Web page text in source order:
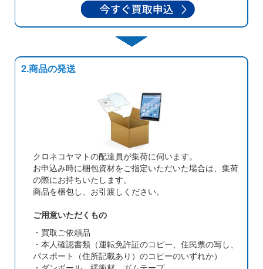
2.商品の発送
クロネコヤマトの配達員が集荷に伺います。
お申込み時に梱包資材をご指定いただいた場合は、集荷
の際にお持ちいたします。
商品を梱包し、お引渡しください。
ご用意いただくもの
・買取ご依頼品
・本人確認書類（運転免許証のコピー、住民票の写し、
パスポート（住所記載あり）のコピーのいずれか）